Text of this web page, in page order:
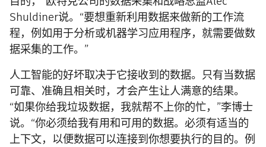
Shuldiner说。“要想重新利用数据来做新的工作流
程，例如用于分析或机器学习应用程序，就需要做数
据采集的工作。”
人工智能的好坏取决于它接收到的数据。只有当数据
可靠、准确且相关时，才会产生让人满意的结果。
“如果你给我垃圾数据，我就帮不上你的忙，”李博士
说。“你必须给我有用和可用的数据。必须有适当的
上下文，以便数据可以连接到你想要执行的目的。例